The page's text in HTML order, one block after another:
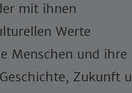
mit ihnen
Werte
Menschen und ihre
Zukunft